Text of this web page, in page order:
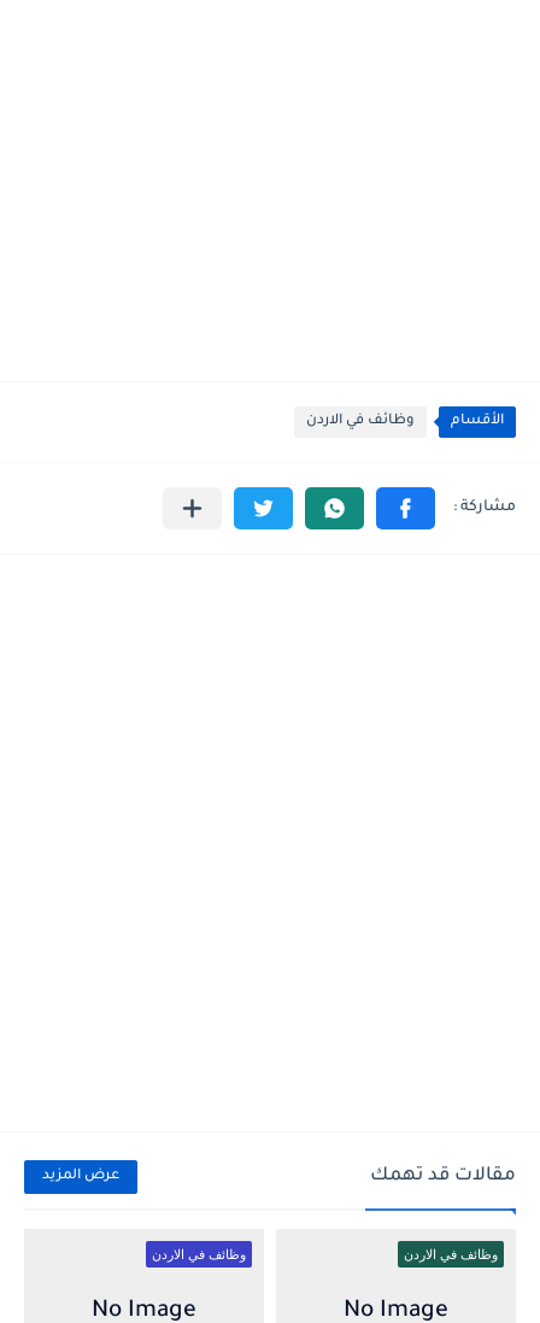
الأقسام وظائف في الاردن
مقالات قد تهمك عرض المزيد
وظائف في الاردن وظائف في الاردن